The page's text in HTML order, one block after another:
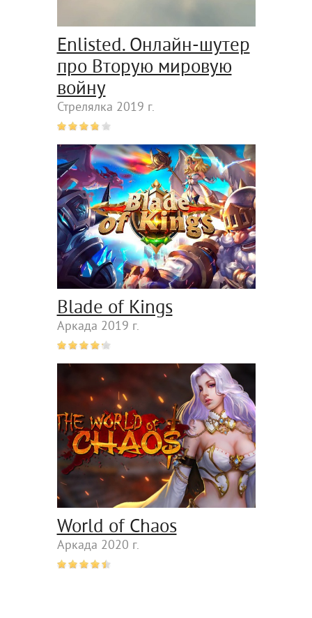
Enlisted. Онлайн-шутер
про Вторую мировую
войну
Стрелялка 2019 г.
Blade of Kings
Аркада 2019 г.
World of Chaos
Аркада 2020 г.